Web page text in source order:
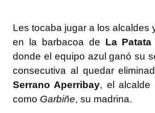
Les tocaba jugar a los alcaldes
en la barbacoa de La Patata
donde el equipo azul ganó su
consecutiva al quedar
Serrano Aperribay, el
como Garbiñe, su madrina.